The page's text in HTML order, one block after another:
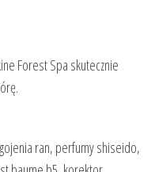
Forest Spa skutecznie
ran, perfumy shiseido,